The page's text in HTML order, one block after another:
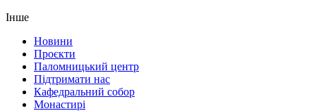
Інше
Новини
Проєкти
Паломницький центр
Підтримати нас
Кафедральний собор
Монастирі